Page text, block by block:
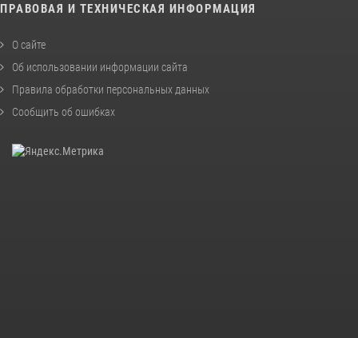
ПРАВОВАЯ И ТЕХНИЧЕСКАЯ ИНФОРМАЦИЯ
О сайте
Об использовании информации сайта
Правила обработки персональных данных
Сообщить об ошибках